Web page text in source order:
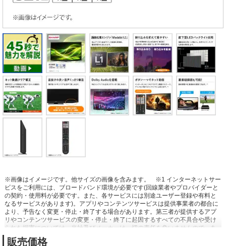
※画像はイメージです。他サイズの画像を含みます。
※1 インターネットサー
ビスをご利用には、ブロードバンド環境が必要です(回線業者やプロバイダーと
の契約・使用料が必要です。また、各サービスには別途ユーザー登録や有料と
なるサービスがあります)。アプリやコンテンツサービスは提供事業者の都合に
より、予告なく変更・停止・終了する場合があります。第三者が提供するアプ
リやコンテンツサービスの変更・停止・終了に起因するすべての不具合や受け
られた損害については、当社及びメーカーは一切の責任を負いませんので、あ
らかじめご了承ください。
ィスク(別売)が必要です。
販売価格